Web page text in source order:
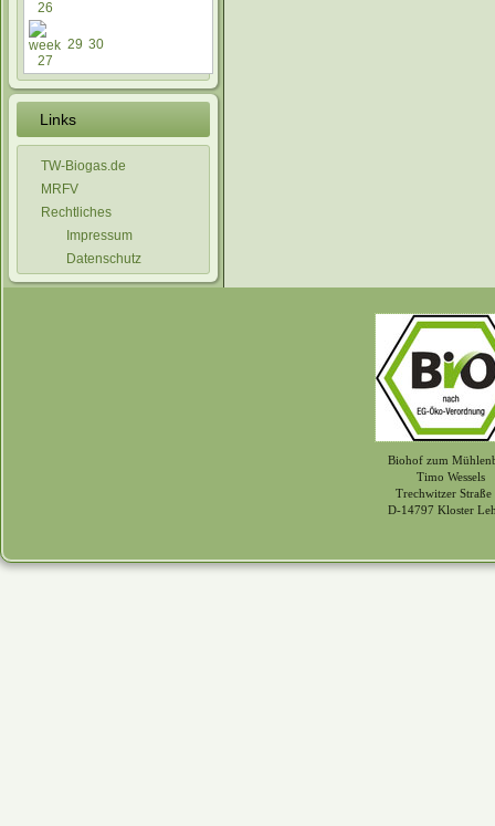
29 30
Links
TW-Biogas.de
MRFV
Rechtliches
Impressum
Datenschutz
Biohof zum
Timo Wessels
Trechwitzer Straße
D-14797 Kloster